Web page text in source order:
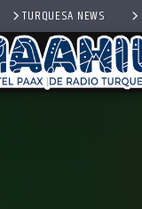
TURQUESA NEWS